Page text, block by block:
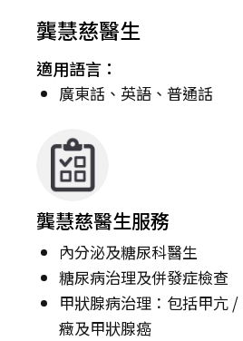
龔慧慈醫生
適用語言：
廣東話、英語、普通話
龔慧慈醫生服務
內分泌及糖尿科醫生
糖尿病治理及併發症檢查
甲狀腺病治理：包括甲亢
癥及甲狀腺癌